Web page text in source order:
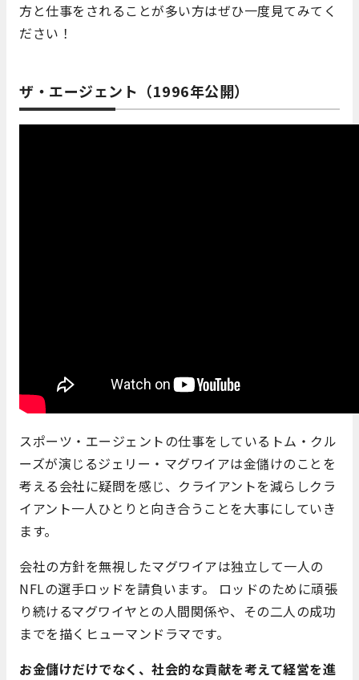
方と仕事をされることが多い方はぜひ一度見てみてく
ださい！
ザ・エージェント（1996年公開）
スポーツ・エージェントの仕事をしているトム・クル
ーズが演じるジェリー・マグワイアは金儲けのことを
考える会社に疑問を感じ、クライアントを減らしクラ
イアント一人ひとりと向き合うことを大事にしていき
ます。
会社の方針を無視したマグワイアは独立して一人の
NFLの選手ロッドを請負います。 ロッドのために頑張
り続けるマグワイヤとの人間関係や、その二人の成功
までを描くヒューマンドラマです。
お金儲けだけでなく、社会的な貢献を考えて経営を進